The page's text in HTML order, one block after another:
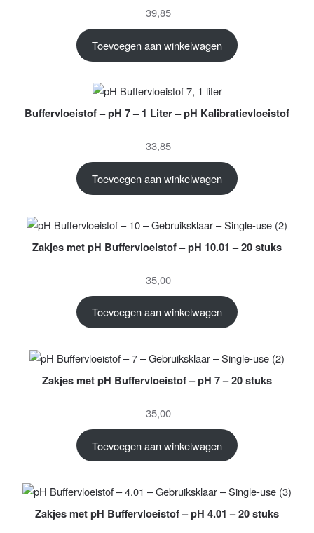
39,85
Toevoegen aan winkelwagen
Buffervloeistof – pH 7 – 1 Liter – pH Kalibratievloeistof
33,85
Toevoegen aan winkelwagen
Zakjes met pH Buffervloeistof – pH 10.01 – 20 stuks
35,00
Toevoegen aan winkelwagen
Zakjes met pH Buffervloeistof – pH 7 – 20 stuks
35,00
Toevoegen aan winkelwagen
Zakjes met pH Buffervloeistof – pH 4.01 – 20 stuks